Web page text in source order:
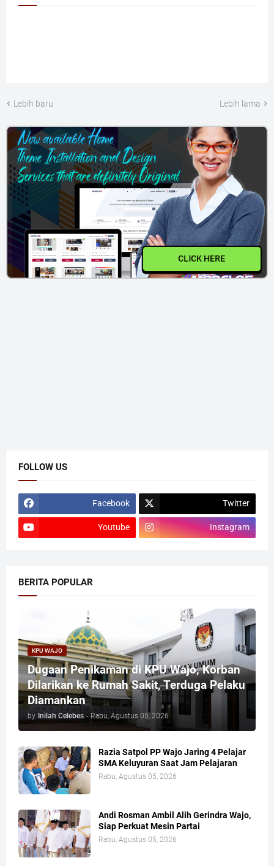
Lebih baru Lebih lama
CLICK HERE
FOLLOW US
Facebook Twitter
Youtube Instagram
BERITA POPULAR
KPU WAJO
Dugaan Penikaman di KPU Wajo, Korban
Dilarikan ke Rumah Sakit, Terduga Pelaku
Diamankan
by Inilah Celebes - Rabu, Agustus 05, 2026
Razia Satpol PP Wajo Jaring 4 Pelajar
SMA Keluyuran Saat Jam Pelajaran
Rabu, Agustus 05, 2026
Andi Rosman Ambil Alih Gerindra Wajo,
Siap Perkuat Mesin Partai
Rabu, Agustus 05, 2026